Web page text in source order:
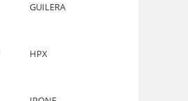
GUILERA
HPX